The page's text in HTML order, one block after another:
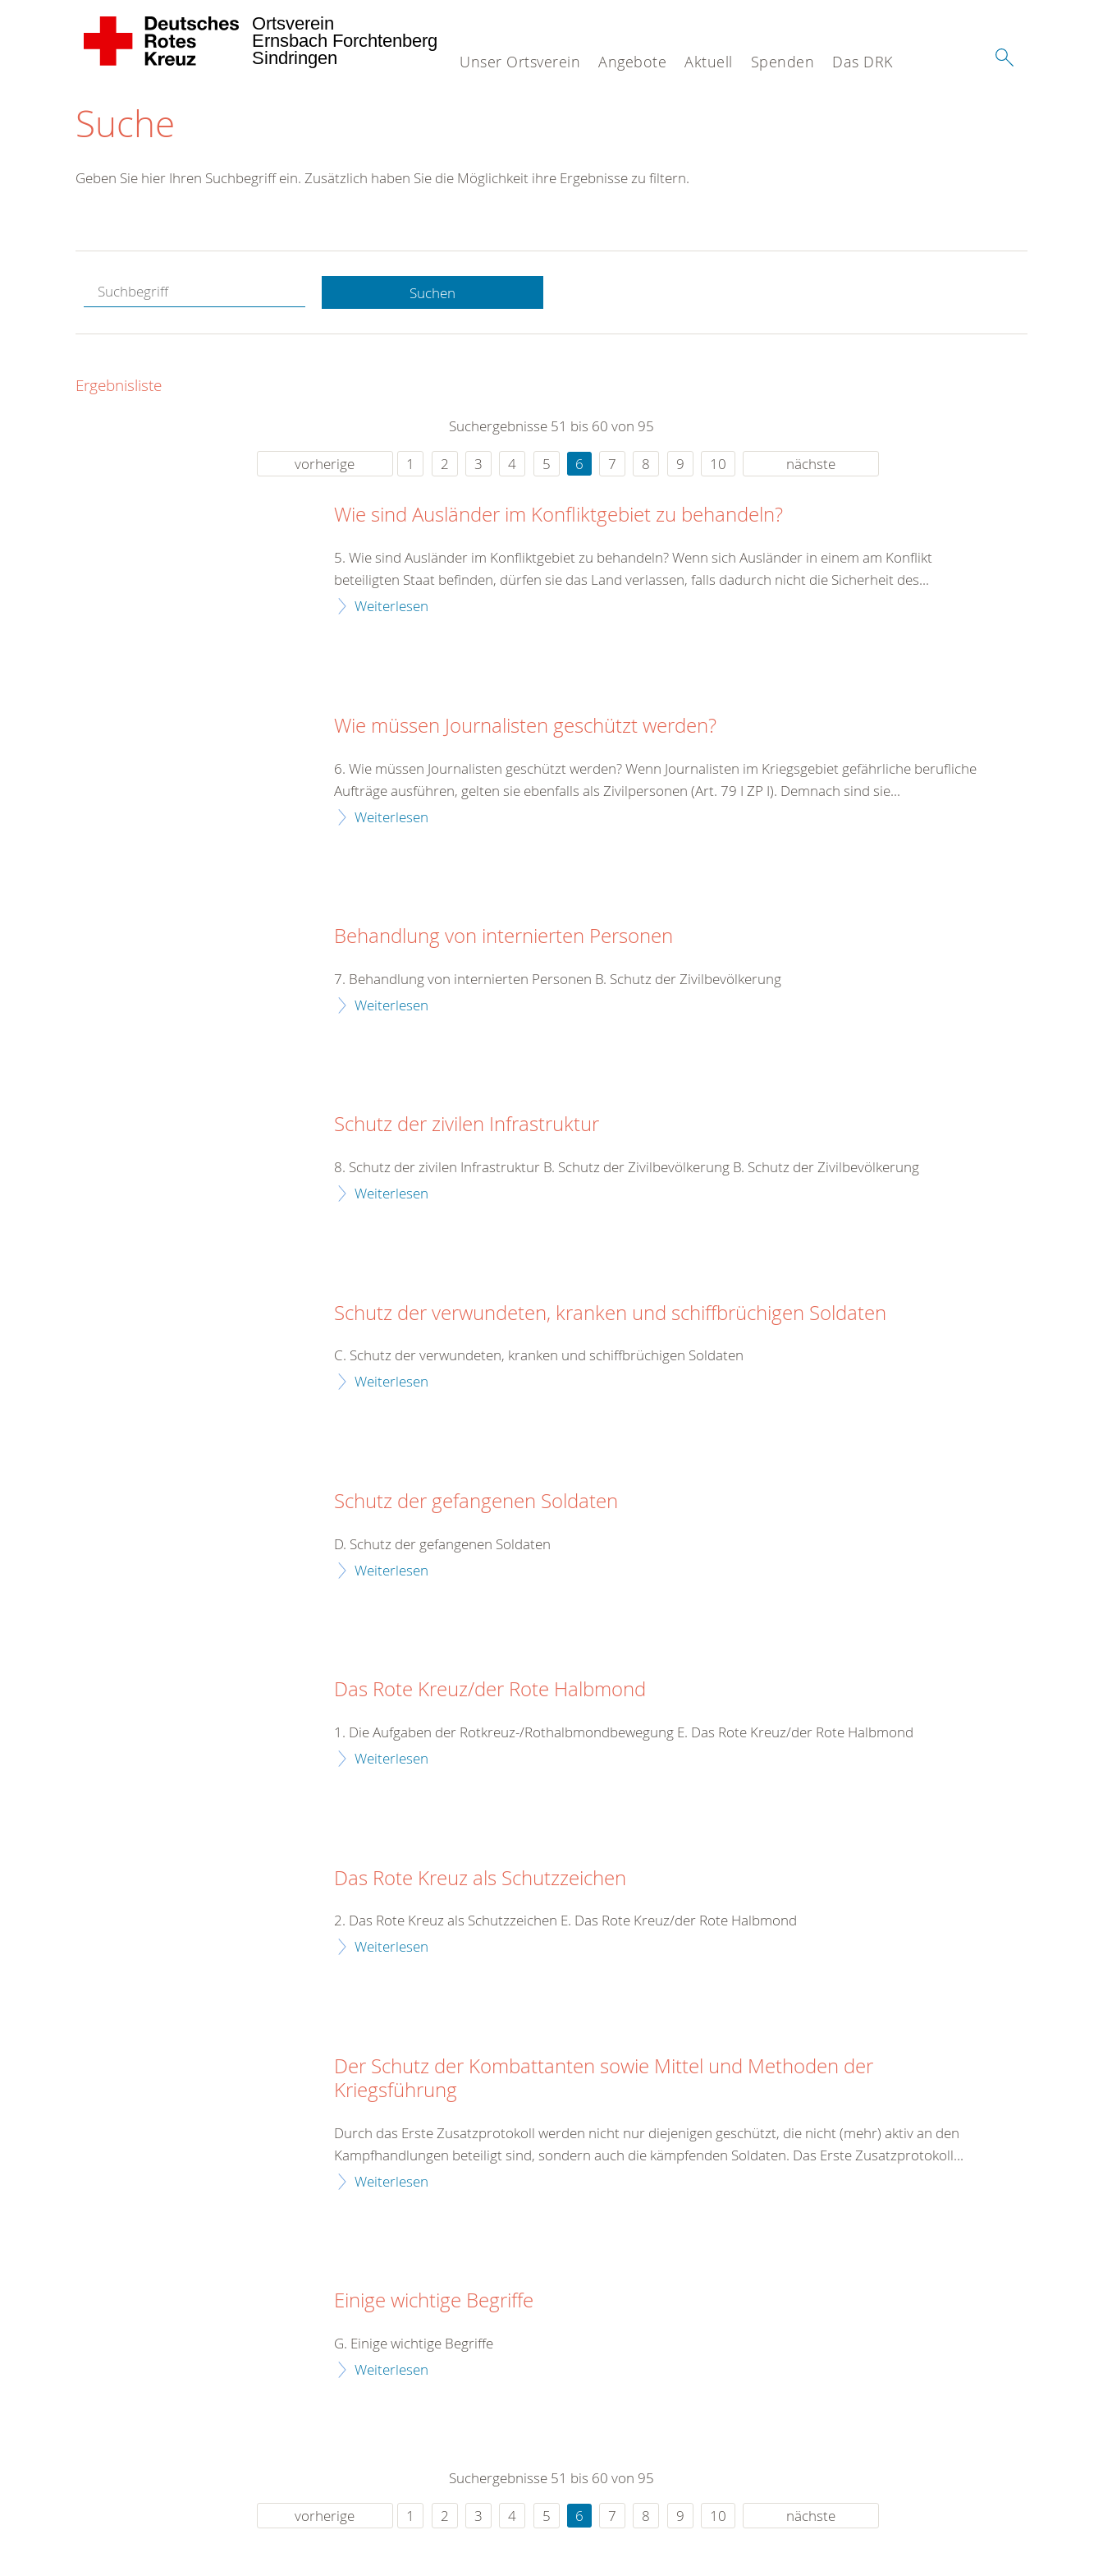
Unser Ortsverein Angebote Aktuell Spenden Das DRK
Ortsverein
Ernsbach Forchtenberg
Sindringen
Suche
Hotline.
gerne.
rund um die Uhr
Geben Sie hier Ihren Suchbegriff ein. Zusätzlich haben Sie die Möglichkeit ihre Ergebnisse zu filtern.
Suchen
Ergebnisliste
Suchergebnisse 51 bis 60 von 95
vorherige
1 2 3 4 5 6 7 8 9 10 nächste
Wie sind Ausländer im Konfliktgebiet zu behandeln?
5. Wie sind Ausländer im Konfliktgebiet zu behandeln? Wenn sich Ausländer in einem am Konflikt
beteiligten Staat befinden, dürfen sie das Land verlassen, falls dadurch nicht die Sicherheit des...
Weiterlesen
Wie müssen Journalisten geschützt werden?
6. Wie müssen Journalisten geschützt werden? Wenn Journalisten im Kriegsgebiet gefährliche berufliche
Aufträge ausführen, gelten sie ebenfalls als Zivilpersonen (Art. 79 I ZP I). Demnach sind sie...
Weiterlesen
Behandlung von internierten Personen
7. Behandlung von internierten Personen B. Schutz der Zivilbevölkerung
Weiterlesen
Schutz der zivilen Infrastruktur
8. Schutz der zivilen Infrastruktur B. Schutz der Zivilbevölkerung B. Schutz der Zivilbevölkerung
Weiterlesen
Schutz der verwundeten, kranken und schiffbrüchigen Soldaten
C. Schutz der verwundeten, kranken und schiffbrüchigen Soldaten
Weiterlesen
Schutz der gefangenen Soldaten
D. Schutz der gefangenen Soldaten
Weiterlesen
Das Rote Kreuz/der Rote Halbmond
1. Die Aufgaben der Rotkreuz-/Rothalbmondbewegung E. Das Rote Kreuz/der Rote Halbmond
Weiterlesen
Das Rote Kreuz als Schutzzeichen
2. Das Rote Kreuz als Schutzzeichen E. Das Rote Kreuz/der Rote Halbmond
Weiterlesen
Der Schutz der Kombattanten sowie Mittel und Methoden der
Kriegsführung
Durch das Erste Zusatzprotokoll werden nicht nur diejenigen geschützt, die nicht (mehr) aktiv an den
Kampfhandlungen beteiligt sind, sondern auch die kämpfenden Soldaten. Das Erste Zusatzprotokoll...
Weiterlesen
Einige wichtige Begriffe
G. Einige wichtige Begriffe
Weiterlesen
Suchergebnisse 51 bis 60 von 95
vorherige
1 2 3 4 5 6 7 8 9 10 nächste